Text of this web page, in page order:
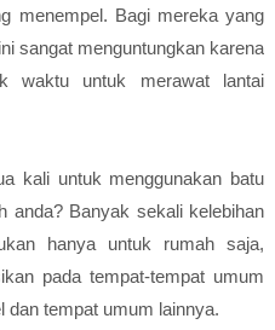
menempel. Bagi mereka yang
sangat menguntungkan karena
waktu untuk merawat lantai
kali untuk menggunakan batu
anda? Banyak sekali kelebihan
hanya untuk rumah saja,
pada tempat-tempat umum
dan tempat umum lainnya.